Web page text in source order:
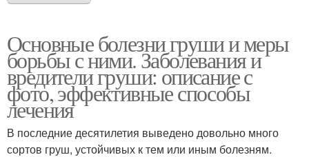
Основные болезни груши и меры
борьбы с ними. Заболевания и
вредители груши: описание с
фото, эффективные способы
лечения
В последние десятилетия выведено довольно много
сортов груш, устойчивых к тем или иным болезням.